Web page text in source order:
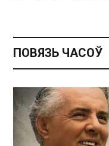
ПОВЯЗЬ ЧАСОЎ